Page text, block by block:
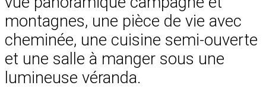
montagnes, une pièce de vie avec
cheminée, une cuisine semi-ouverte
et une salle à manger sous une
lumineuse véranda.